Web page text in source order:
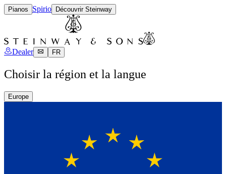
Pianos Spirio Découvrir Steinway
Dealer FR
Choisir la région et la langue
Europe